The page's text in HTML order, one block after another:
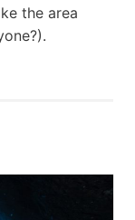
the area